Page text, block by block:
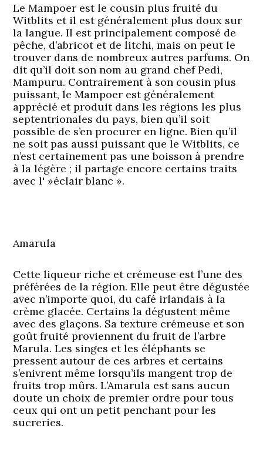
Le Mampoer est le cousin plus fruité du
Witblits et il est généralement plus doux sur
la langue. Il est principalement composé de
pêche, d’abricot et de litchi, mais on peut le
trouver dans de nombreux autres parfums. On
dit qu’il doit son nom au grand chef Pedi,
Mampuru. Contrairement à son cousin plus
puissant, le Mampoer est généralement
apprécié et produit dans les régions les plus
septentrionales du pays, bien qu’il soit
possible de s’en procurer en ligne. Bien qu’il
ne soit pas aussi puissant que le Witblits, ce
n’est certainement pas une boisson à prendre
à la légère ; il partage encore certains traits
avec l' »éclair blanc ».
Amarula
Cette liqueur riche et crémeuse est l’une des
préférées de la région. Elle peut être dégustée
avec n’importe quoi, du café irlandais à la
crème glacée. Certains la dégustent même
avec des glaçons. Sa texture crémeuse et son
goût fruité proviennent du fruit de l’arbre
Marula. Les singes et les éléphants se
pressent autour de ces arbres et certains
s’enivrent même lorsqu’ils mangent trop de
fruits trop mûrs. L’Amarula est sans aucun
doute un choix de premier ordre pour tous
ceux qui ont un petit penchant pour les
sucreries.